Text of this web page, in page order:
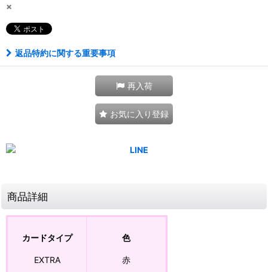
×
返品特約に関する重要事項
再入荷
お気に入り登録
商品詳細
カードタイプ
EXTRA
色
赤